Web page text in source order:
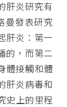
肝炎研究有
曼發表研究
肝炎：第一
的，而第二
體接觸和體
肝炎病毒和
史上的里程